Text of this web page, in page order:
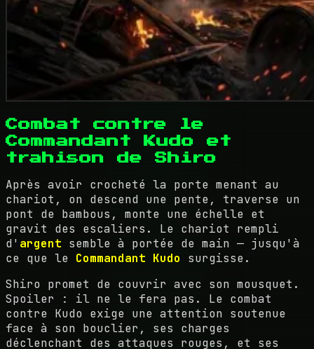
Combat contre le
Commandant Kudo et
trahison de Shiro
Après avoir crocheté la porte menant au
chariot, on descend une pente, traverse un
pont de bambous, monte une échelle et
gravit des escaliers. Le chariot rempli
d' argent semble à portée de main — jusqu'à
ce que le Commandant Kudo surgisse.
Shiro promet de couvrir avec son mousquet.
Spoiler : il ne le fera pas. Le combat
contre Kudo exige une attention soutenue
face à son bouclier, ses charges
déclenchant des attaques rouges, et ses